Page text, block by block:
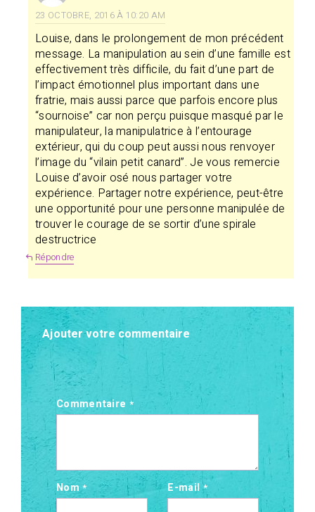
23 OCTOBRE, 2016 À 10:20 AM
Louise, dans le prolongement de mon précédent
message. La manipulation au sein d’une famille est
effectivement très difficile, du fait d’une part de
l’impact émotionnel plus important dans une
fratrie, mais aussi parce que parfois encore plus
“sournoise” car non perçu puisque masqué par le
manipulateur, la manipulatrice à l’entourage
extérieur, qui du coup peut aussi nous renvoyer
l’image du “vilain petit canard”. Je vous remercie
Louise d’avoir osé nous partager votre
expérience. Partager notre expérience, peut-être
une opportunité pour une personne manipulée de
trouver le courage de se sortir d’une spirale
destructrice
Répondre
Ajouter votre commentaire
Commentaire *
Nom* E-mail*